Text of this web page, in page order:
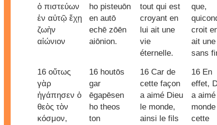
ὁ πιστεύων
ἐν αὐτῷ ἔχῃ
ζωὴν
αἰώνιον
ho pisteuōn
en autō
echē zōēn
aiōnion.
tout qui est
croyant en
lui ait une
vie
éternelle.
que,
croit
ait
sans
16 οὕτως
γὰρ
ἠγάπησεν ὁ
θεὸς τὸν
κόσμον,
16 houtōs
gar
ēgapēsen
ho theos
ton
16 Car de
cette façon
a aimé Dieu
le monde,
ainsi le fils
16 En
effet,
a
cette